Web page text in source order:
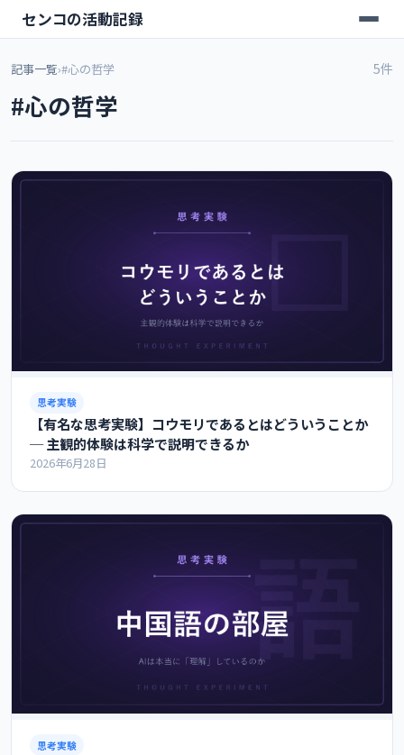
センコの活動記録
記事一覧›#心の哲学
#心の哲学
5件
思考実験
【有名な思考実験】コウモリであるとはどういうことか
─ 主観的体験は科学で説明できるか
2026年6月28日
思考実験